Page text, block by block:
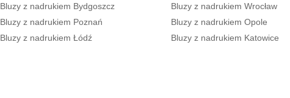
Bluzy z nadrukiem Bydgoszcz
Bluzy z nadrukiem Poznań
Bluzy z nadrukiem Łódź
Bluzy z nadrukiem Wrocław
Bluzy z nadrukiem Opole
Bluzy z nadrukiem Katowice